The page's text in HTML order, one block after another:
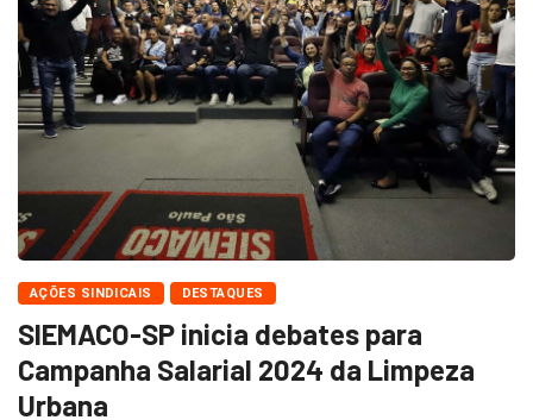
AÇÕES SINDICAIS DESTAQUES
SIEMACO-SP inicia debates para
Campanha Salarial 2024 da Limpeza
Urbana